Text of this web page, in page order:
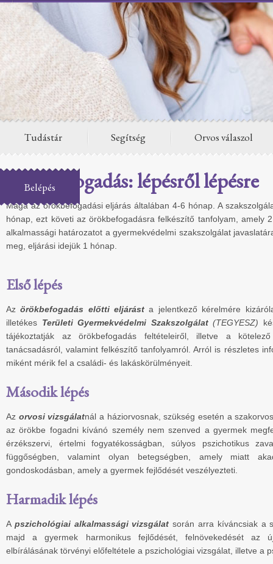
Tudástár Segítség Orvos válaszol
Belépés
Örökbefogadás: lépésről lépésre
Maga az örökbefogadási eljárás általában 4-6 hónap. A
hónap, ezt követi az örökbefogadásra felkészítő tanfolyam, amely
alkalmassági határozatot a gyermekvédelmi szakszolgálat
meg, eljárási idejük 1 hónap.
Első lépés
Azörökbefogadás előtti eljárást a jelentkező kérelmére
illetékes Területi Gyermekvédelmi Szakszolgálat(TEGYESZ)
tájékoztatják az örökbefogadás feltételeiről, illetve a
tanácsadásról, valamint felkészítő tanfolyamról. Arról is részletes
miként mérik fel a családi- és lakáskörülményeit.
Második lépés
Az orvosi vizsgálatnál a háziorvosnak, szükség esetén a
az örökbe fogadni kívánó személy nem szenved a gyermek
érzékszervi, értelmi fogyatékosságban, súlyos pszichotikus
függőségben, valamint olyan betegségben, amely miatt
gondoskodásban, amely a gyermek fejlődését veszélyezteti.
Harmadik lépés
A pszichológiai alkalmassági vizsgálat során arra kíváncsiak a
majd a gyermek harmonikus fejlődését, felnövekedését az
elbírálásának törvényi előfeltétele a pszichológiai vizsgálat, illetve a